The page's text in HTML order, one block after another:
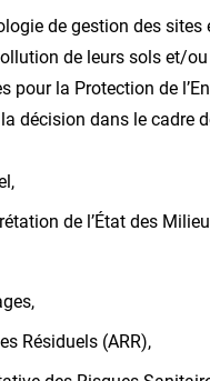
de gestion des
de leurs sols et/
pour la Protection de
décision dans le cadre
de l’État des
Résiduels (ARR),